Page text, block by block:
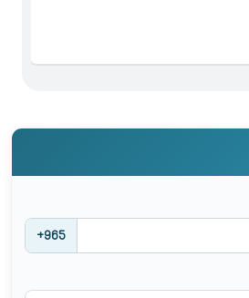
+965